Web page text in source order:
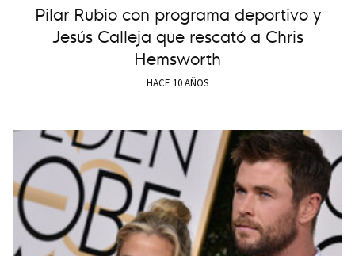
Pilar Rubio con programa deportivo y
Jesús Calleja que rescató a Chris
Hemsworth
HACE 10 AÑOS